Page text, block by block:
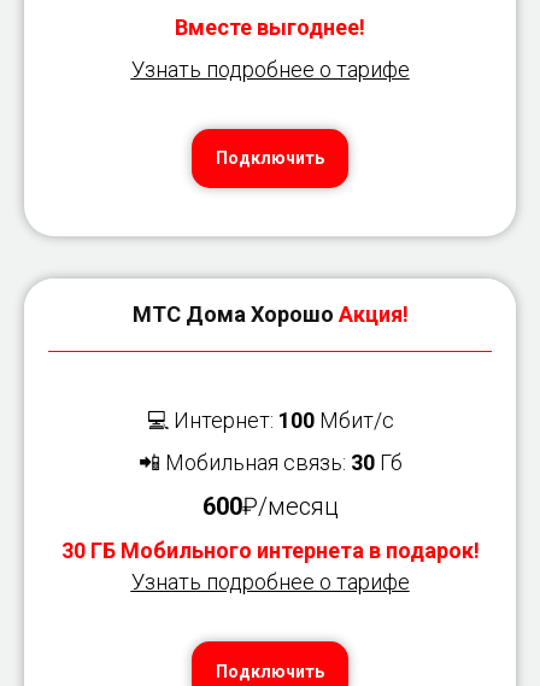
Вместе выгоднее!
Узнать подробнее о тарифе
Подключить
МТС Дома ХорошоАкция!
💻 Интернет: 100 Мбит/с
📲 Мобильная связь: 30Гб
600₽/месяц
30 ГБ Мобильного интернета в подарок!
Узнать подробнее о тарифе
Подключить